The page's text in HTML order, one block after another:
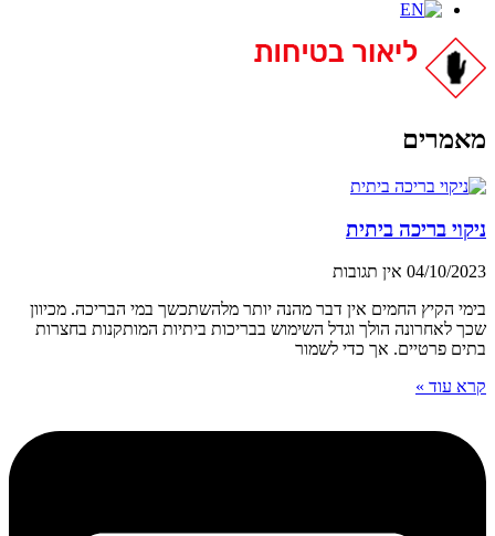
מאמרים
ניקוי בריכה ביתית
04/10/2023 אין תגובות
בימי הקיץ החמים אין דבר מהנה יותר מלהשתכשך במי הבריכה. מכיוון
שכך לאחרונה הולך וגדל השימוש בבריכות ביתיות המותקנות בחצרות
בתים פרטיים. אך כדי לשמור
קרא עוד »